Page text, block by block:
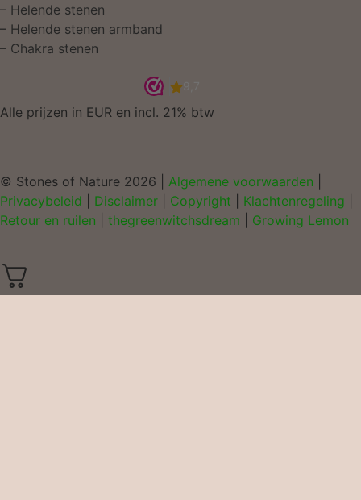
– Helende stenen
– Helende stenen armband
– Chakra stenen
Alle prijzen in EUR en incl. 21% btw
© Stones of Nature 2026 | Algemene voorwaarden
Privacybeleid
Disclaimer Copyright Klachtenregeling
Retour en ruilen
thegreenwitchsdream Growing Lemon